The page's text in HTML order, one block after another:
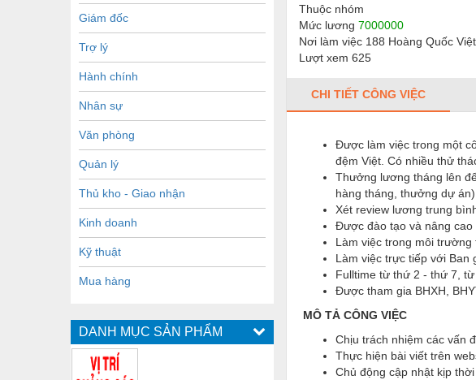
Giám đốc
Trợ lý
Hành chính
Nhân sự
Văn phòng
Quản lý
Thủ kho - Giao nhận
Kinh doanh
Kỹ thuật
Mua hàng
DANH MỤC SẢN PHẨM
Thuộc nhóm
Mức lương 7000000
Nơi làm việc 188 Hoàng Quốc
Lượt xem 625
CHI TIẾT CÔNG VIỆC
Được làm việc trong một
đệm Việt. Có nhiều thử
Thưởng lương tháng lên
hàng tháng, thưởng dự
Xét review lương trung
Được đào tạo và nâng
Làm việc trong môi
Làm việc trực tiếp với Ban
Fulltime từ thứ 2 - thứ 7,
Được tham gia BHXH,
MÔ TẢ CÔNG VIỆC
Chịu trách nhiệm các vấn
Thực hiện bài viết trên
Chủ động cập nhật kịp